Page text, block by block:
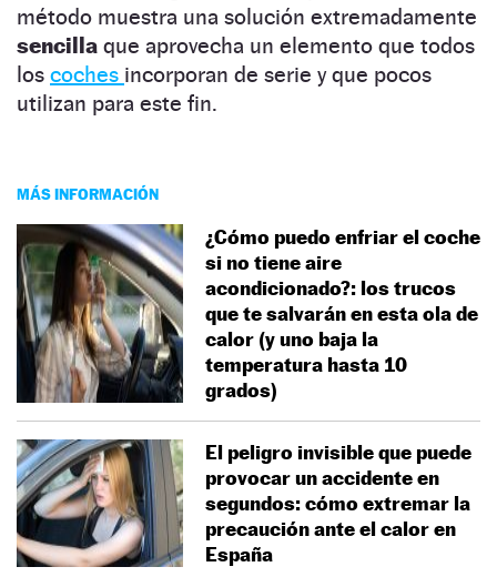
método muestra una solución extremadamente
sencilla que aprovecha un elemento que todos
los coches incorporan de serie y que pocos
utilizan para este fin.
MÁS INFORMACIÓN
¿Cómo puedo enfriar el coche
si no tiene aire
acondicionado?: los trucos
que te salvarán en esta ola de
calor (y uno baja la
temperatura hasta 10
grados)
El peligro invisible que puede
provocar un accidente en
segundos: cómo extremar la
precaución ante el calor en
España